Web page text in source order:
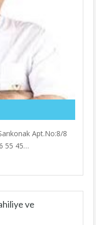
Apt.No:8/8
55 45…
ve